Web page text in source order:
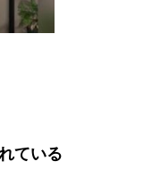
ている